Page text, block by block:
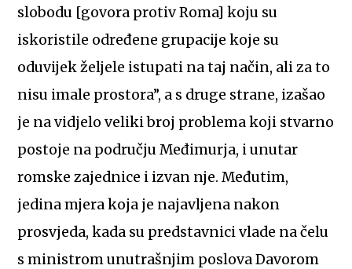
slobodu [govora protiv Roma] koju su
iskoristile određene grupacije koje su
oduvijek željele istupati na taj način, ali za to
nisu imale prostora”, a s druge strane, izašao
je na vidjelo veliki broj problema koji stvarno
postoje na području Međimurja, i unutar
romske zajednice i izvan nje. Međutim,
jedina mjera koja je najavljena nakon
prosvjeda, kada su predstavnici vlade na čelu
s ministrom unutrašnjim poslova Davorom